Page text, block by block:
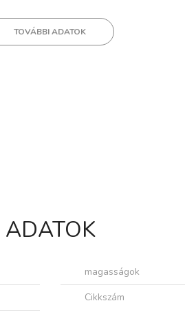
TOVÁBBI ADATOK
ADATOK
magasságok
Cikkszám